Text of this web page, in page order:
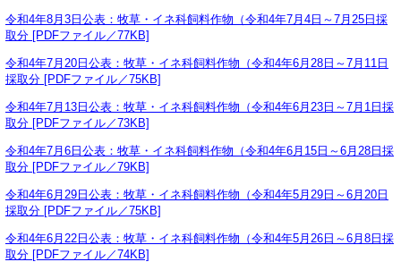
令和4年8月3日公表：牧草・イネ科飼料作物（令和4年7月4日～7月25日採
取分 [PDFファイル／77KB]
令和4年7月20日公表：牧草・イネ科飼料作物（令和4年6月28日～7月11日
採取分 [PDFファイル／75KB]
令和4年7月13日公表：牧草・イネ科飼料作物（令和4年6月23日～7月1日採
取分 [PDFファイル／73KB]
令和4年7月6日公表：牧草・イネ科飼料作物（令和4年6月15日～6月28日採
取分 [PDFファイル／79KB]
令和4年6月29日公表：牧草・イネ科飼料作物（令和4年5月29日～6月20日
採取分 [PDFファイル／75KB]
令和4年6月22日公表：牧草・イネ科飼料作物（令和4年5月26日～6月8日採
取分 [PDFファイル／74KB]